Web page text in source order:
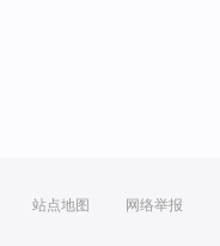
站点地图 网络举报